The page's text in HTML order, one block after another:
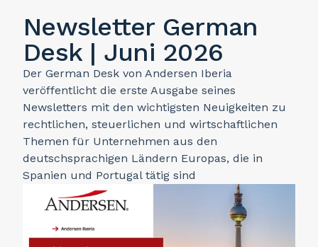
Newsletter German
Desk | Juni 2026
Der German Desk von Andersen Iberia
veröffentlicht die erste Ausgabe seines
Newsletters mit den wichtigsten Neuigkeiten zu
rechtlichen, steuerlichen und wirtschaftlichen
Themen für Unternehmen aus den
deutschsprachigen Ländern Europas, die in
Spanien und Portugal tätig sind